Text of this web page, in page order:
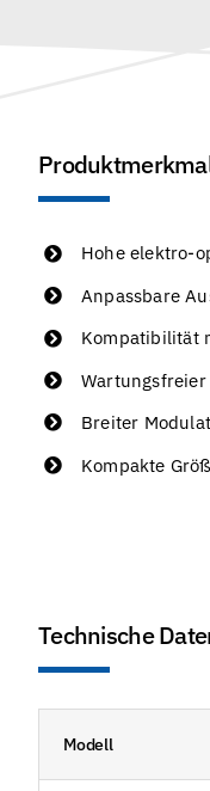
Hohe elektro-
Anpassbare
Kompatibilität
Breiter
Kompakte
Technische
Modell